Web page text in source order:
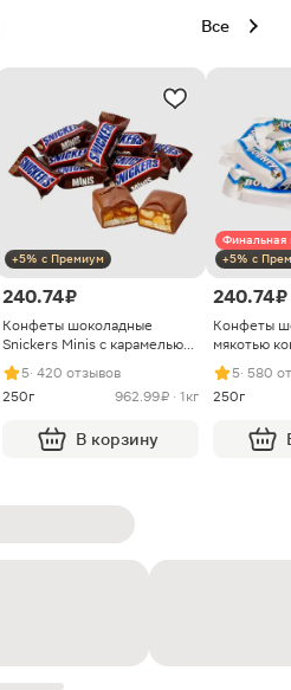
Все
+5% с Премиум
240.74 ₽
Конфеты шоколадные
Snickers Minis с карамелью
арахисом и нугой
5· 420 отзывов
250г
962.99 ₽ · 1кг
В корзину
Финальная
+5% с
240.74 ₽
Конфеты
мякотью
5· 580
250г